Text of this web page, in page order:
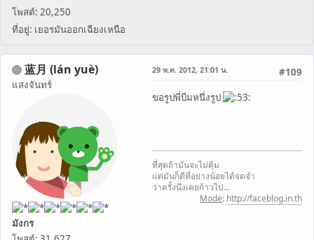
โพสต์: 20,250
ที่อยู่: เยอรมันออกเฉียงเหนือ
蓝月 (lán yuè)
แสงจันทร์
มังกร
#109
29 พ.ค. 2012, 21:01 น.
ขอรูปพี่บีมหนึ่งรูป
ที่สุดถ้ามันจะไม่คุ้ม
แต่มันก็ดีที่อย่างน้อยได้จดจำ
ว่าครั้งนึงเคยก้าวไป...
Mode: http://faceblog.in.th